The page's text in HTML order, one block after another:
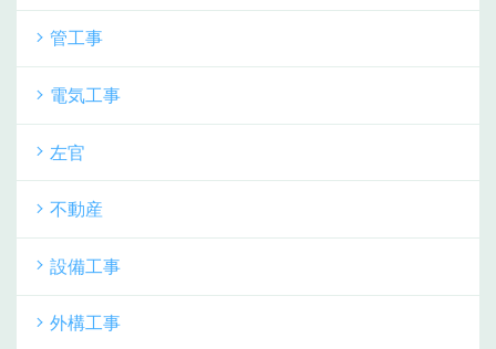
管工事
電気工事
左官
不動産
設備工事
外構工事